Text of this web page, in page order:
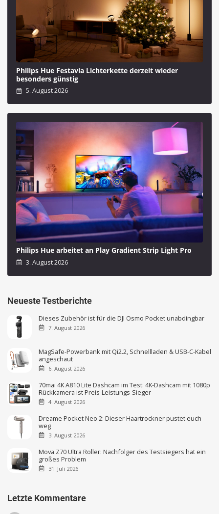
Philips Hue Festavia Lichterkette derzeit wieder
besonders günstig
5. August 2026
Philips Hue arbeitet an Play Gradient Strip Light Pro
3. August 2026
Neueste Testberichte
Dieses Zubehör ist für die DJI Osmo Pocket unabdingbar
7. August 2026
MagSafe-Powerbank mit Qi2.2, Schnellladen & USB-C-Kabel
angeschaut
6. August 2026
70mai 4K A810 Lite Dashcam im Test: 4K-Dashcam mit 1080p
Rückkamera ist Preis-Leistungs-Sieger
4. August 2026
Dreame Pocket Neo 2: Dieser Haartrockner pustet euch
weg
3. August 2026
Mova Z70 Ultra Roller: Nachfolger des Testsiegers hat ein
großes Problem
31. Juli 2026
Letzte Kommentare